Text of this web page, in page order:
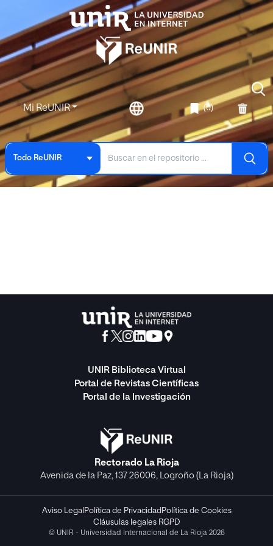
Mi ReUNIR (0)
Todo ReUNIR
UNIR Biblioteca Virtual
Portal de Revistas Científicas
Portal de la Investigación
Rectorado La Rioja
Avenida de la Paz, 137 26006, Logroño (La Rioja)
Aviso Legal Política de Privacidad Política de Cookies
Cláusulas legales RGPD
© UNIR - Universidad Internacional de La Rioja 2026